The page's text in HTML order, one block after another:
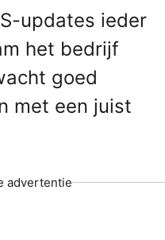
updates ieder
het bedrijf
goed
met een juist
advertentie